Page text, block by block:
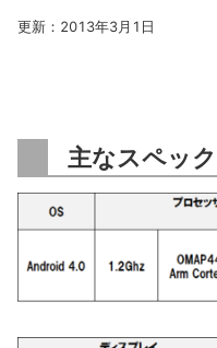
更新：2013年3月1日
主なスペック